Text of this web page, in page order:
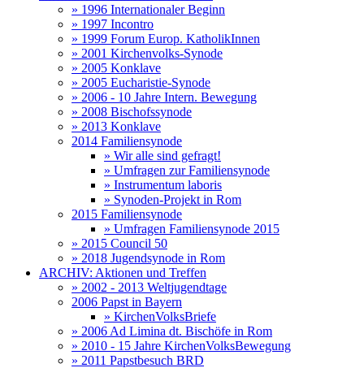
» 1996 Internationaler Beginn
» 1997 Incontro
» 1999 Forum Europ. KatholikInnen
» 2001 Kirchenvolks-Synode
» 2005 Konklave
» 2005 Eucharistie-Synode
» 2006 - 10 Jahre Intern. Bewegung
» 2008 Bischofssynode
» 2013 Konklave
2014 Familiensynode
» Wir alle sind gefragt!
» Umfragen zur Familiensynode
» Instrumentum laboris
» Synoden-Projekt in Rom
2015 Familiensynode
» Umfragen Familiensynode 2015
» 2015 Council 50
» 2018 Jugendsynode in Rom
ARCHIV: Aktionen und Treffen
» 2002 - 2013 Weltjugendtage
2006 Papst in Bayern
» KirchenVolksBriefe
» 2006 Ad Limina dt. Bischöfe in Rom
» 2010 - 15 Jahre KirchenVolksBewegung
» 2011 Papstbesuch BRD